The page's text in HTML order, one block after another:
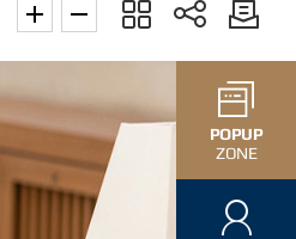
POPUP
ZONE